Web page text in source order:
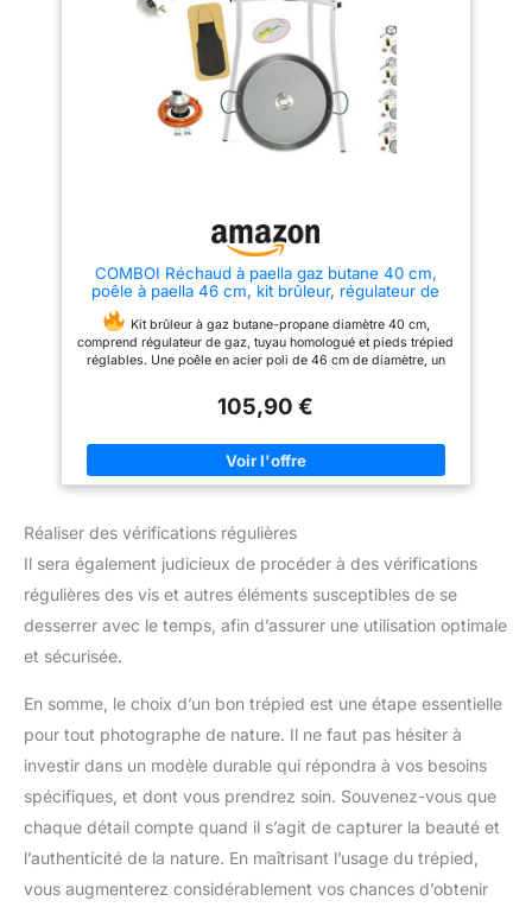
COMBOI Réchaud à paella gaz butane 40 cm,
poêle à paella 46 cm, kit brûleur, régulateur de
gaz, tuyau, pieds trépied, niveau, tablier, livre de
recettes numérique (kit 400 + pieds trépieds)
Kit brûleur à gaz butane-propane diamètre 40 cm,
comprend régulateur de gaz, tuyau homologué et pieds trépied
réglables. Une poêle en acier poli de 46 cm de diamètre, un
instructions de conservation et de montage, téléchargement par
code QR, appareil non inclus. √ Fabriqué en Espagne. Profitez
105,90 €
Réaliser des vérifications régulières
Il sera également judicieux de procéder à des vérifications
régulières des vis et autres éléments susceptibles de se
desserrer avec le temps, afin d’assurer une utilisation optimale
et sécurisée.
En somme, le choix d’un bon trépied est une étape essentielle
pour tout photographe de nature. Il ne faut pas hésiter à
investir dans un modèle durable qui répondra à vos besoins
spécifiques, et dont vous prendrez soin. Souvenez-vous que
chaque détail compte quand il s’agit de capturer la beauté et
l’authenticité de la nature. En maîtrisant l’usage du trépied,
vous augmenterez considérablement vos chances d’obtenir